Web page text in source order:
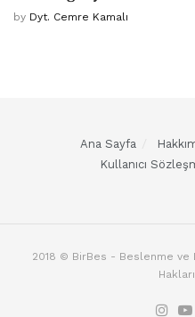
by Dyt. Cemre Kamalı
Ana Sayfa
Kullanıcı
2018 © BirBes - Beslenme ve